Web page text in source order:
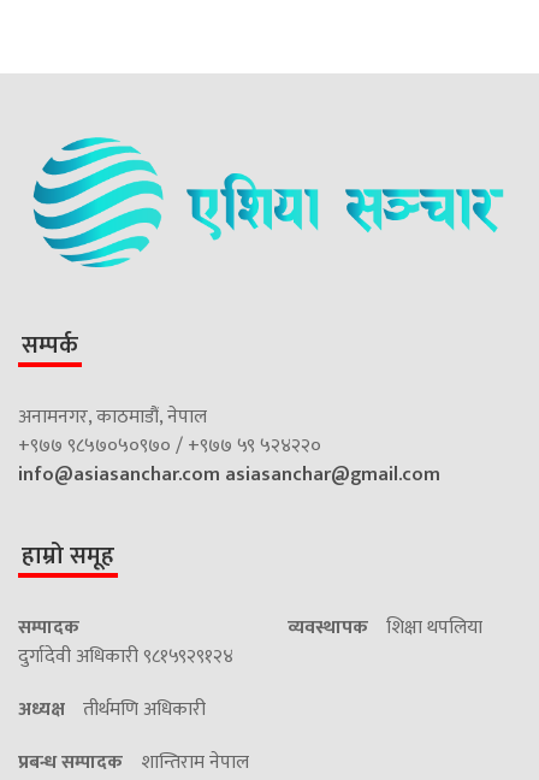
सम्पर्क
अनामनगर, काठमाडौं, नेपाल
+९७७ ९८५७०५०९७० / +९७७ ५९ ५२४२२०
info@asiasanchar.com asiasanchar@gmail.com
हाम्रो समूह
सम्पादक
दुर्गादेवी अधिकारी ९८१५९२९१२४
व्यवस्थापक शिक्षा थपलिया
अध्यक्ष तीर्थमणि अधिकारी
प्रबन्ध सम्पादक शान्तिराम नेपाल